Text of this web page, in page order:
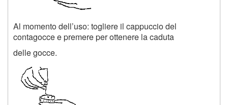
Al momento dell’uso: togliere il cappuccio del
contagocce e premere per ottenere la caduta
delle gocce.